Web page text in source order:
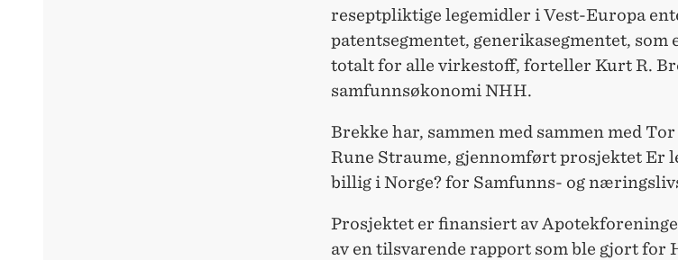
reseptpliktige legemidler i Vest-Europa
patentsegmentet, generikasegmentet,
totalt for alle virkestoff, forteller Kurt R.
samfunnsøkonomi NHH.
Brekke har, sammen med sammen med
Rune Straume, gjennomført prosjektet Er
billig i Norge? for Samfunns- og
Prosjektet er finansiert av
av en tilsvarende rapport som ble gjort for